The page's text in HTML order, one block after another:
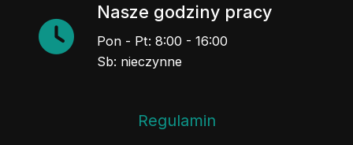
Nasze godziny pracy
Pon - Pt: 8:00 - 16:00
Sb: nieczynne
Regulamin